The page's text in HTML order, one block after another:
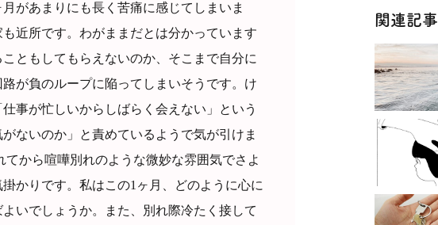
があまりにも長く苦痛に感じてしまいま
近所です。わがままだとは分かっています
ともしてもらえないのか、そこまで自分に
が負のループに陥ってしまいそうです。け
事が忙しいからしばらく会えない」という
ないのか」と責めているようで気が引けま
から喧嘩別れのような微妙な雰囲気でさよ
かりです。私はこの1ヶ月、どのように心に
いでしょうか。また、別れ際冷たく接して
関連記事